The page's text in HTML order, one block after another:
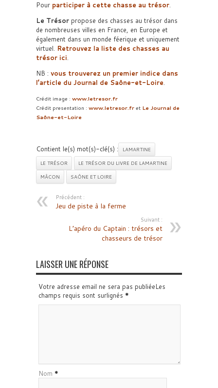
Pour participer à cette chasse au trésor.
Le Trésor propose des chasses au trésor dans
de nombreuses villes en France, en Europe et
également dans un monde féerique et uniquement
virtuel. Retrouvez la liste des chasses au
trésor ici.
NB : vous trouverez un premier indice dans
l’article du Journal de Saône-et-Loire.
Crédit image : www.letresor.fr
Crédit presentation : www.letresor.fr et Le Journal de
Saône-et-Loire
Contient le(s) mot(s)-clé(s) :
LAMARTINE
LE TRÉSOR
LE TRÉSOR DU LIVRE DE LAMARTINE
MÂCON
SAÔNE ET LOIRE
Précédent :
Jeu de piste à la ferme
Suivant :
L’apéro du Captain : trésors et
chasseurs de trésor
LAISSER UNE RÉPONSE
Votre adresse email ne sera pas publiéeLes
champs requis sont surlignés *
Nom *